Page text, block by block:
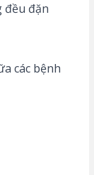
đều đặn
các bệnh